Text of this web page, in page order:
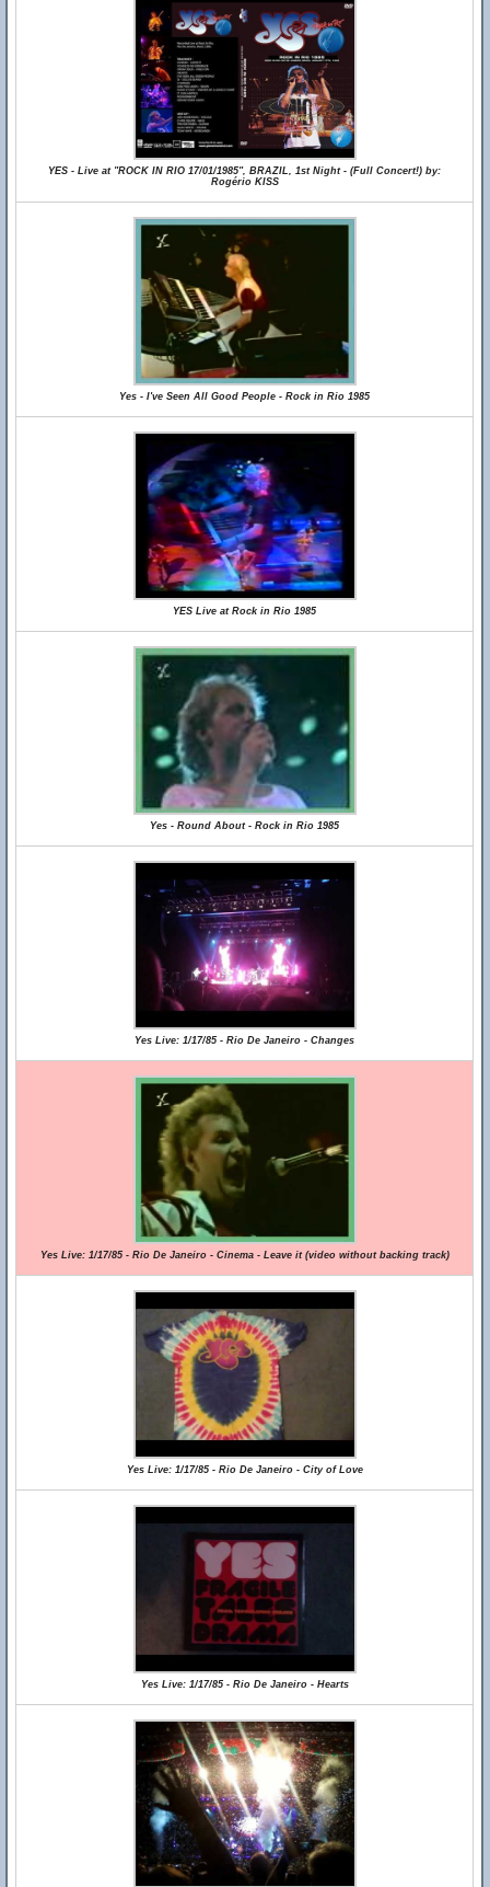
YES - Live at "ROCK IN RIO 17/01/1985", BRAZIL, 1st Night - (Full Concert!) by:
Rogério KISS
Yes - I've Seen All Good People - Rock in Rio 1985
YES Live at Rock in Rio 1985
Yes - Round About - Rock in Rio 1985
Yes Live: 1/17/85 - Rio De Janeiro - Changes
Yes Live: 1/17/85 - Rio De Janeiro - Cinema - Leave it (video without backing track)
Yes Live: 1/17/85 - Rio De Janeiro - City of Love
Yes Live: 1/17/85 - Rio De Janeiro - Hearts